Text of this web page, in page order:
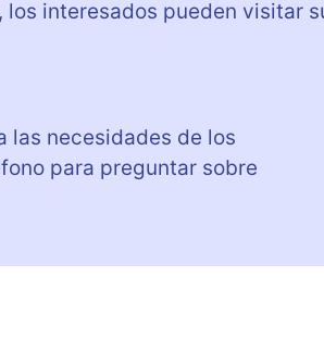
interesados pueden visitar
las necesidades de los
para preguntar sobre